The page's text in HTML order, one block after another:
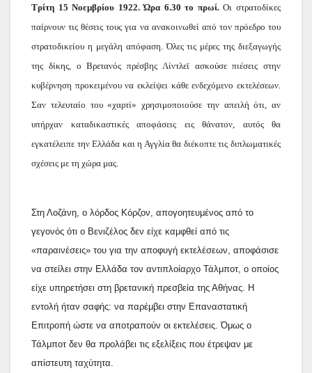
Τρίτη 15 Νοεμβρίου 1922. Ώρα 6.30 το πρωί.Οι στρατοδίκες
παίρνουν τις θέσεις τους για να ανακοινωθεί από τον πρόεδρο του
στρατοδικείου η μεγάλη απόφαση. Όλες τις μέρες της διεξαγωγής
της δίκης, ο Βρετανός πρέσβης Λίντλεϊ ασκούσε πιέσεις στην
κυβέρνηση προκειμένου να εκλείψει κάθε ενδεχόμενο εκτελέσεων.
Σαν τελευταίο του «χαρτί» χρησιμοποιούσε την απειλή ότι, αν
υπήρχαν καταδικαστικές αποφάσεις εις θάνατον, αυτός θα
εγκατέλειπε την Ελλάδα και η Αγγλία θα διέκοπτε τις διπλωματικές
σχέσεις με τη χώρα μας.
Στη Λοζάνη, ο λόρδος Κόρζον, απογοητευμένος από το
γεγονός ότι ο Βενιζέλος δεν είχε καμφθεί από τις
«παραινέσεις» του για την αποφυγή εκτελέσεων, αποφάσισε
να στείλει στην Ελλάδα τον αντιπλοίαρχο Τάλμποτ, ο οποίος
είχε υπηρετήσει στη βρετανική πρεσβεία της Αθήνας. Η
εντολή ήταν σαφής: να παρέμβει στην Επαναστατική
Επιτροπή ώστε να αποτραπούν οι εκτελέσεις. Όμως ο
Τάλμποτ δεν θα προλάβει τις εξελίξεις που έτρεψαν με
απίστευτη ταχύτητα.